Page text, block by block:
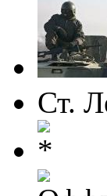
Ст.